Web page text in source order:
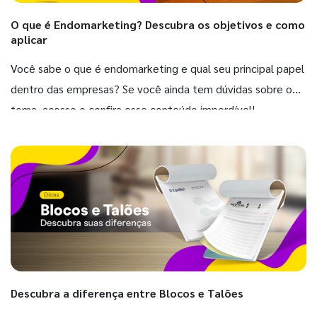
O que é Endomarketing? Descubra os objetivos e como
aplicar
Você sabe o que é endomarketing e qual seu principal papel
dentro das empresas? Se você ainda tem dúvidas sobre o
tema, acesse e confira esse conteúdo imperdível!
Descubra a diferença entre Blocos e Talões